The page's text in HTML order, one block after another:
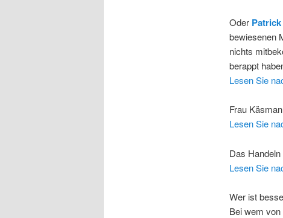
Oder
bewiesenen
nichts
berappt
Lesen Sie
Frau
Lesen Sie
Das
Lesen Sie
Wer ist
Bei wem